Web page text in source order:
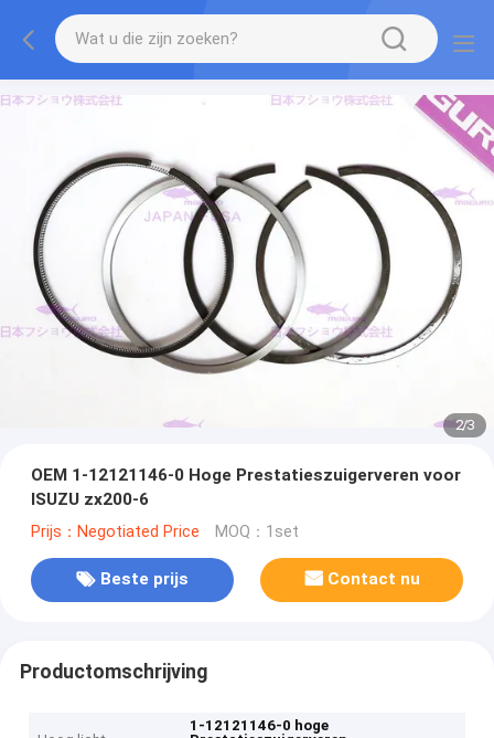
2/3
OEM 1-12121146-0 Hoge Prestatieszuigerveren voor
ISUZU zx200-6
Prijs：Negotiated Price MOQ：1set
Beste prijs Contact nu
Productomschrijving
1-12121146-0 hoge